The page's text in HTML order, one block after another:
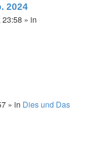
2024
23:58 » in
» in Dies und Das